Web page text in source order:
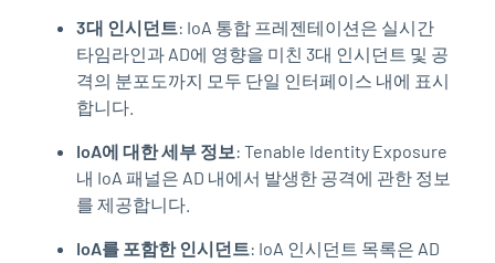
3대 인시던트: IoA 통합 프레젠테이션은 실시간
타임라인과 AD에 영향을 미친 3대 인시던트 및 공
격의 분포도까지 모두 단일 인터페이스 내에 표시
합니다.
IoA에 대한 세부 정보: Tenable Identity Exposure
내 IoA 패널은 AD 내에서 발생한 공격에 관한 정보
를 제공합니다.
IoA를 포함한 인시던트: IoA 인시던트 목록은 AD